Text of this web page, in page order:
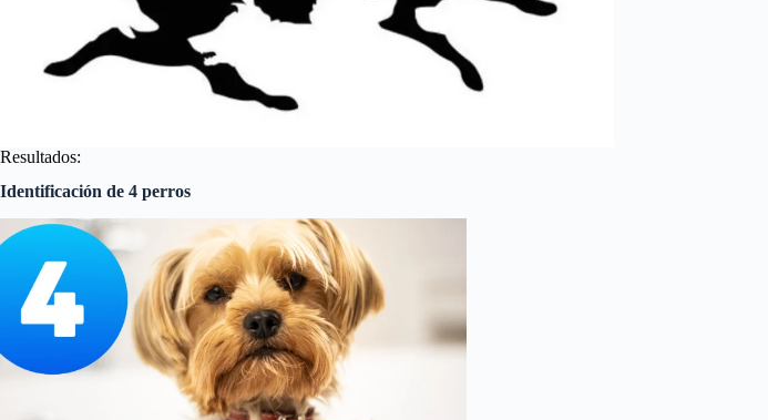
Resultados:
Identificación de 4 perros